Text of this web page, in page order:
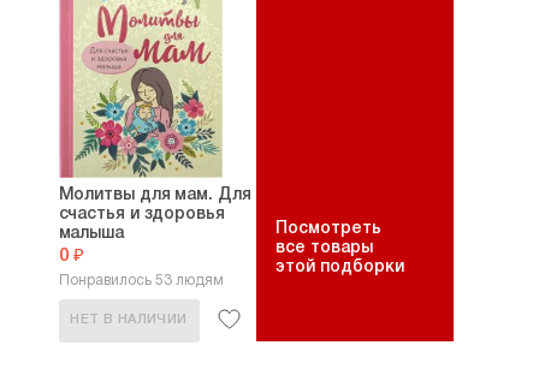
Молитвы для мам. Для
счастья и здоровья
малыша
0 ₽
Понравилось 53 людям
НЕТ В НАЛИЧИИ
Посмотреть
все товары
этой подборки